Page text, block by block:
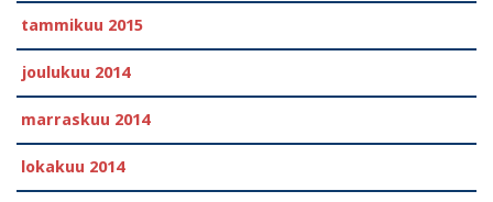
tammikuu 2015
joulukuu 2014
marraskuu 2014
lokakuu 2014